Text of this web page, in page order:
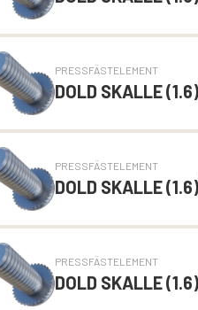
PRESSFÄSTELEMENT
DOLD SKALLE (1.6)
PRESSFÄSTELEMENT
DOLD SKALLE (1.6)
PRESSFÄSTELEMENT
DOLD SKALLE (1.6)